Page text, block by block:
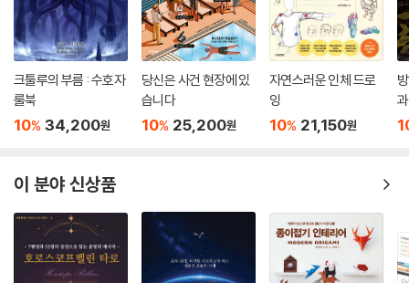
크툴루의 부름 : 수호자
룰북
10% 34,200원
당신은 사건 현장에 있
습니다
10% 25,200원
자연스러운 인체 드로
잉
10% 21,150원
이 분야 신상품